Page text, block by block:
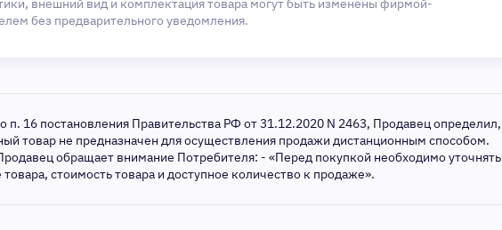
внешний вид и комплектация товара могут быть изменены фирмой-
без предварительного уведомления.
п. 16 постановления Правительства РФ от 31.12.2020 N 2463, Продавец определил,
товар не предназначен для осуществления продажи дистанционным способом.
обращает внимание Потребителя: - «Перед покупкой необходимо уточнять
товара, стоимость товара и доступное количество к продаже».